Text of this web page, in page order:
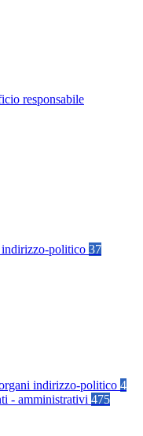
responsabile
politico 37
indirizzo-politico 4
- amministrativi 475